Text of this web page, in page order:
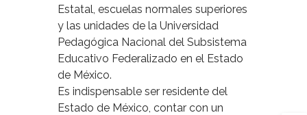
Estatal, escuelas normales superiores
y las unidades de la Universidad
Pedagógica Nacional del Subsistema
Educativo Federalizado en el Estado
de México.
Es indispensable ser residente del
Estado de México, contar con un